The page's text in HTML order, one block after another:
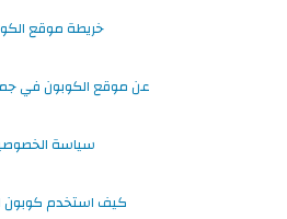
خريطة موقع
عن موقع الكوبون في
سياسة
كيف استخدم كوبون